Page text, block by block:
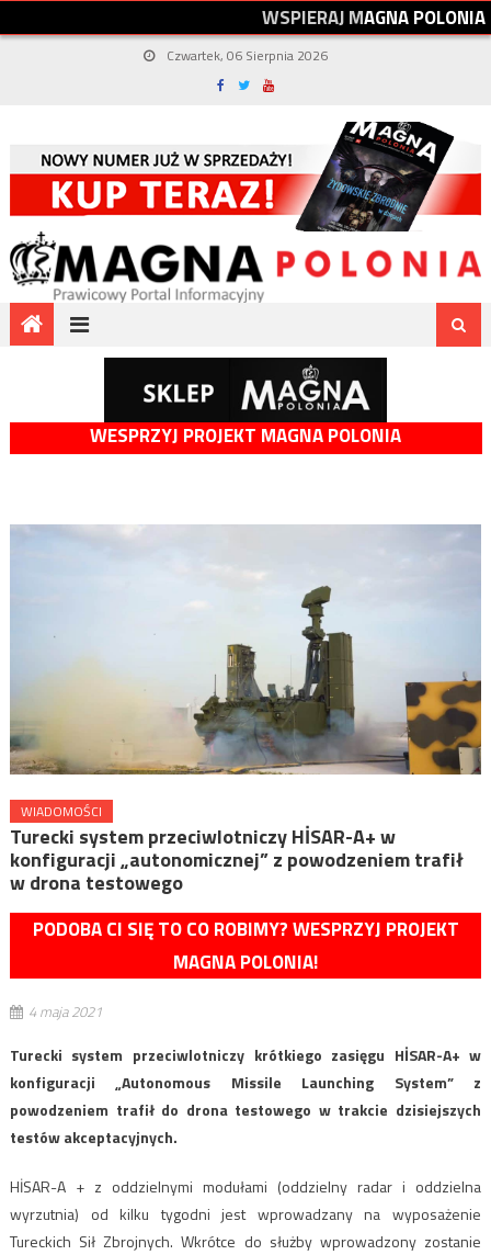
WSPIERAJMAGNAPOLONIA
Czwartek, 06 Sierpnia 2026
WESPRZYJ PROJEKT MAGNA POLONIA
WIADOMOŚCI
Turecki system przeciwlotniczy HİSAR-A+ w
konfiguracji „autonomicznej” z powodzeniem trafił
w drona testowego
PODOBA CI SIĘ TO CO ROBIMY? WESPRZYJ PROJEKT
MAGNA POLONIA!
4 maja 2021
Turecki system przeciwlotniczy krótkiego zasięgu HİSAR-A+ w
konfiguracji „Autonomous Missile Launching System” z
powodzeniem trafił do drona testowego w trakcie dzisiejszych
testów akceptacyjnych.
HİSAR-A + z oddzielnymi modułami (oddzielny radar i oddzielna
wyrzutnia) od kilku tygodni jest wprowadzany na wyposażenie
Tureckich Sił Zbrojnych. Wkrótce do służby wprowadzony zostanie